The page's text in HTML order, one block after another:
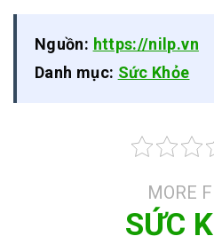
Nguồn: https://nilp.vn
Danh mục: Sức Khỏe
MORE
SỨC